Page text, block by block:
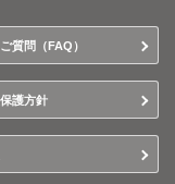
質問（FAQ）
護方針